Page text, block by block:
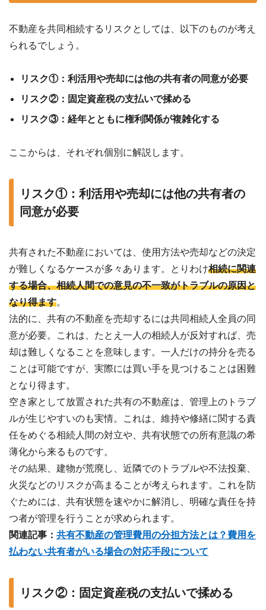
不動産を共同相続するリスクとしては、以下のものが考え
られるでしょう。
リスク①：利活用や売却には他の共有者の同意が必要
リスク②：固定資産税の支払いで揉める
リスク③：経年とともに権利関係が複雑化する
ここからは、それぞれ個別に解説します。
リスク①：利活用や売却には他の共有者の
同意が必要
共有された不動産においては、使用方法や売却などの決定
が難しくなるケースが多々あります。とりわけ相続に関連
する場合、相続人間での意見の不一致がトラブルの原因と
なり得ます。
法的に、共有の不動産を売却するには共同相続人全員の同
意が必要。これは、たとえ一人の相続人が反対すれば、売
却は難しくなることを意味します。一人だけの持分を売る
ことは可能ですが、実際には買い手を見つけることは困難
となり得ます。
空き家として放置された共有の不動産は、管理上のトラブ
ルが生じやすいのも実情。これは、維持や修繕に関する責
任をめぐる相続人間の対立や、共有状態での所有意識の希
薄化から来るものです。
その結果、建物が荒廃し、近隣でのトラブルや不法投棄、
火災などのリスクが高まることが考えられます。これを防
ぐためには、共有状態を速やかに解消し、明確な責任を持
つ者が管理を行うことが求められます。
関連記事： 共有不動産の管理費用の分担方法とは？費用を
払わない共有者がいる場合の対応手段について
リスク②：固定資産税の支払いで揉める